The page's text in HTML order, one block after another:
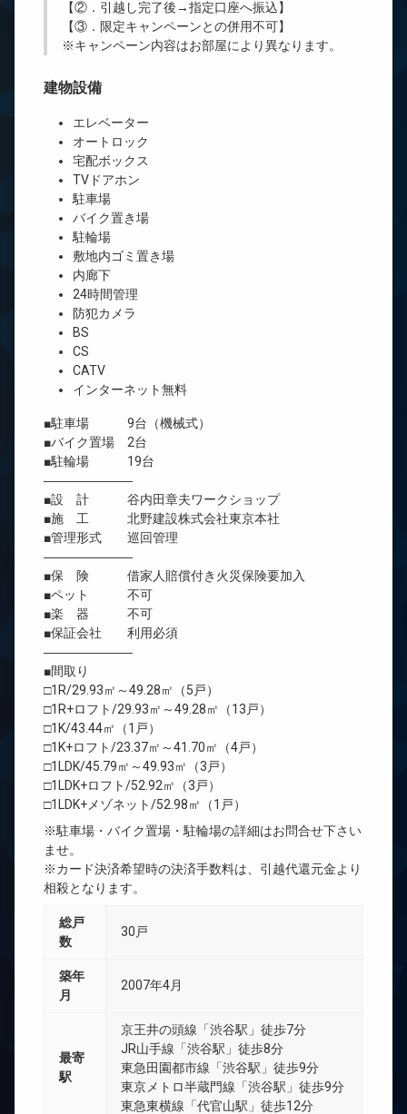
【②．引越し完了後→指定口座へ振込】
【③．限定キャンペーンとの併用不可】
※キャンペーン内容はお部屋により異なります。
建物設備
エレベーター
オートロック
宅配ボックス
TVドアホン
駐車場
バイク置き場
駐輪場
敷地内ゴミ置き場
内廊下
24時間管理
防犯カメラ
BS
CS
CATV
インターネット無料
■駐車場 9台（機械式）
■バイク置場 2台
■駐輪場 19台
―――――――
■設 計 谷内田章夫ワークショップ
■施 工 北野建設株式会社東京本社
■管理形式 巡回管理
―――――――
■保 険 借家人賠償付き火災保険要加入
■ペット 不可
■楽 器 不可
■保証会社 利用必須
―――――――
■間取り
□1R/29.93㎡～49.28㎡（5戸）
□1R+ロフト/29.93㎡～49.28㎡（13戸）
□1K/43.44㎡（1戸）
□1K+ロフト/23.37㎡～41.70㎡（4戸）
□1LDK/45.79㎡～49.93㎡（3戸）
□1LDK+ロフト/52.92㎡（3戸）
□1LDK+メゾネット/52.98㎡（1戸）
※駐車場・バイク置場・駐輪場の詳細はお問合せ下さい
ませ。
※カード決済希望時の決済手数料は、引越代還元金より
相殺となります。
総戸
数
30戸
築年
月
2007年4月
最寄
駅
京王井の頭線「渋谷駅」徒歩7分
JR山手線「渋谷駅」徒歩8分
東急田園都市線「渋谷駅」徒歩9分
東京メトロ半蔵門線「渋谷駅」徒歩9分
東急東横線「代官山駅」徒歩12分